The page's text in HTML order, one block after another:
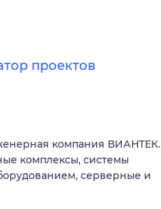
проектов
компания ВИАНТЕК.
комплексы, системы
серверные и